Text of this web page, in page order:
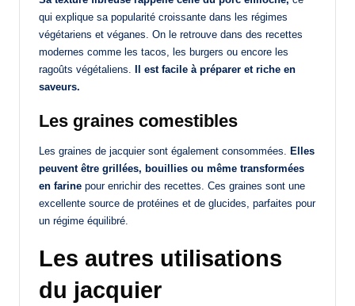
qui explique sa popularité croissante dans les régimes
végétariens et véganes. On le retrouve dans des recettes
modernes comme les tacos, les burgers ou encore les
ragoûts végétaliens.
Il est facile à préparer et riche en
saveurs.
Les graines comestibles
Les graines de jacquier sont également consommées.
Elles
peuvent être grillées, bouillies ou même transformées
en farine pour enrichir des recettes. Ces graines sont une
excellente source de protéines et de glucides, parfaites pour
un régime équilibré.
Les autres utilisations
du jacquier